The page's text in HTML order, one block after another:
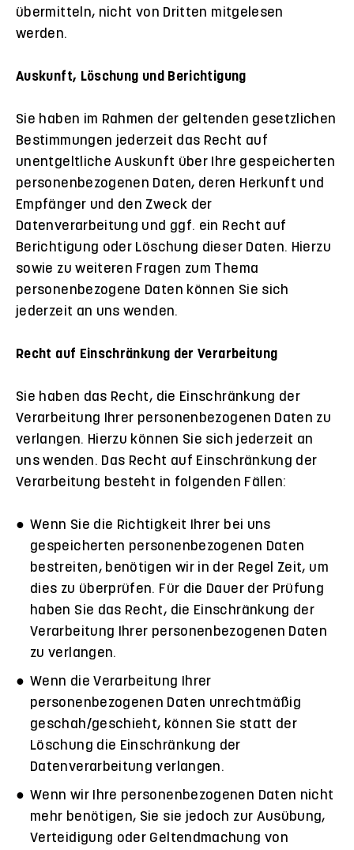
übermitteln, nicht von Dritten mitgelesen
werden.
Auskunft, Löschung und Berichtigung
Sie haben im Rahmen der geltenden gesetzlichen
Bestimmungen jederzeit das Recht auf
unentgeltliche Auskunft über Ihre gespeicherten
personenbezogenen Daten, deren Herkunft und
Empfänger und den Zweck der
Datenverarbeitung und ggf. ein Recht auf
Berichtigung oder Löschung dieser Daten. Hierzu
sowie zu weiteren Fragen zum Thema
personenbezogene Daten können Sie sich
jederzeit an uns wenden.
Recht auf Einschränkung der Verarbeitung
Sie haben das Recht, die Einschränkung der
Verarbeitung Ihrer personenbezogenen Daten zu
verlangen. Hierzu können Sie sich jederzeit an
uns wenden. Das Recht auf Einschränkung der
Verarbeitung besteht in folgenden Fällen:
Wenn Sie die Richtigkeit Ihrer bei uns
gespeicherten personenbezogenen Daten
bestreiten, benötigen wir in der Regel Zeit, um
dies zu überprüfen. Für die Dauer der Prüfung
haben Sie das Recht, die Einschränkung der
Verarbeitung Ihrer personenbezogenen Daten
zu verlangen.
Wenn die Verarbeitung Ihrer
personenbezogenen Daten unrechtmäßig
geschah/geschieht, können Sie statt der
Löschung die Einschränkung der
Datenverarbeitung verlangen.
Wenn wir Ihre personenbezogenen Daten nicht
mehr benötigen, Sie sie jedoch zur Ausübung,
Verteidigung oder Geltendmachung von